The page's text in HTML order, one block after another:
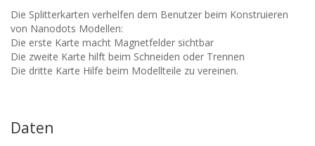
Die Splitterkarten verhelfen dem Benutzer beim Konstruieren
von Nanodots Modellen:
Die erste Karte macht Magnetfelder sichtbar
Die zweite Karte hilft beim Schneiden oder Trennen
Die dritte Karte Hilfe beim Modellteile zu vereinen.
Daten